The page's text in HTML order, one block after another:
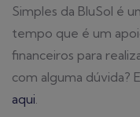
Simples da BluSol é
tempo que é um
financeiros para
com alguma dúvida?
aqui.